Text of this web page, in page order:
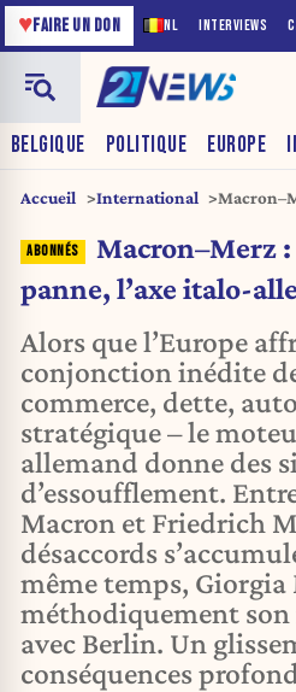
NL INTERVIEWS
♥FAIRE UN DON
BELGIQUE POLITIQUE EUROPE
Accueil International
Macron–Merz
panne, l’axe italo-
Alors que l’Europe
conjonction inédite
commerce, dette,
stratégique – le
allemand donne des
d’essoufflement.
Macron et Friedrich
désaccords
même temps,
méthodiquement
avec Berlin. Un
conséquences